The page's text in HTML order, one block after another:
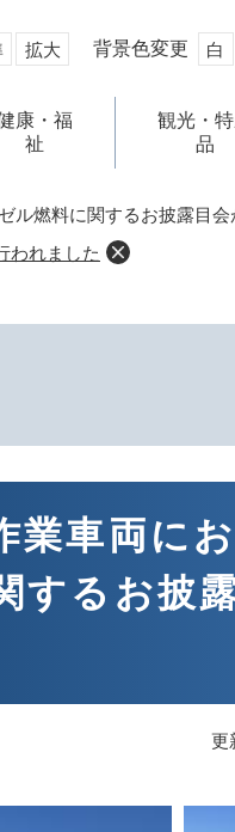
拡大 背景色変更 白
康・福
祉
観光・
品
ル燃料に関するお披露目会
われました
業車両に
するお披
更